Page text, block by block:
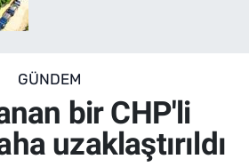
GÜNDEM
bir CHP'li
uzaklaştırıldı